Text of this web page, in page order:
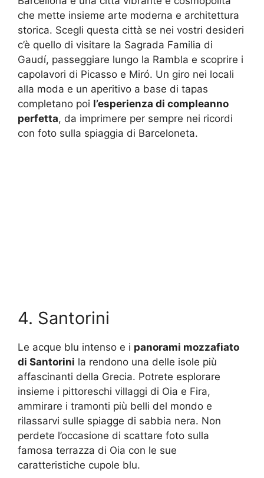
che mette insieme arte moderna e architettura
storica. Scegli questa città se nei vostri desideri
c’è quello di visitare la Sagrada Familia di
Gaudí, passeggiare lungo la Rambla e scoprire i
capolavori di Picasso e Miró. Un giro nei locali
alla moda e un aperitivo a base di tapas
completano poi l’esperienza di compleanno
perfetta, da imprimere per sempre nei ricordi
con foto sulla spiaggia di Barceloneta.
4. Santorini
Le acque blu intenso e i panorami mozzafiato
di Santorini la rendono una delle isole più
affascinanti della Grecia. Potrete esplorare
insieme i pittoreschi villaggi di Oia e Fira,
ammirare i tramonti più belli del mondo e
rilassarvi sulle spiagge di sabbia nera. Non
perdete l’occasione di scattare foto sulla
famosa terrazza di Oia con le sue
caratteristiche cupole blu.